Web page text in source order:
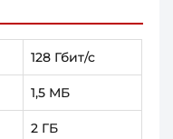
128 Гбит/с
1,5 МБ
2 ГБ